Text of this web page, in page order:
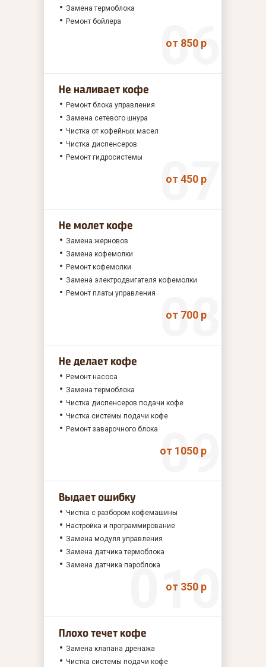
Замена термоблока
Ремонт бойлера
от 850 р
Не наливает кофе
Ремонт блока управления
Замена сетевого шнура
Чистка от кофейных масел
Чистка диспенсеров
Ремонт гидросистемы
от 450 р
Не молет кофе
Замена жерновов
Замена кофемолки
Ремонт кофемолки
Замена электродвигателя кофемолки
Ремонт платы управления
от 700 р
Не делает кофе
Ремонт насоса
Замена термоблока
Чистка диспенсеров подачи кофе
Чистка системы подачи кофе
Ремонт заварочного блока
от 1050 р
Выдает ошибку
Чистка с разбором кофемашины
Настройка и программирование
Замена модуля управления
Замена датчика термоблока
Замена датчика пароблока
от 350 р
Плохо течет кофе
Замена клапана дренажа
Чистка системы подачи кофе